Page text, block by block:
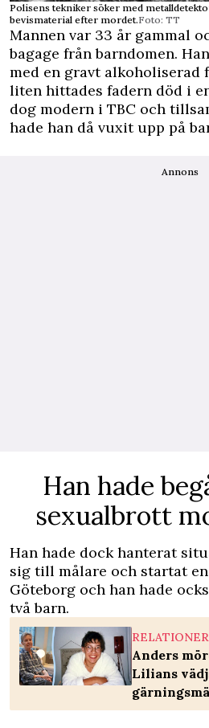
Polisens tekniker söker med
bevismaterial efter mordet.Foto: TT
Mannen var 33 år gammal
bagage från barndomen.
med en gravt alkoholiserad
liten hittades fadern död i
dog modern i TBC och
hade han då vuxit upp på
Annons
Han hade
sexualbrott
Han hade dock hanterat
sig till målare och startat
Göteborg och han hade
två barn.
RELATIONER
Anders
Lilians